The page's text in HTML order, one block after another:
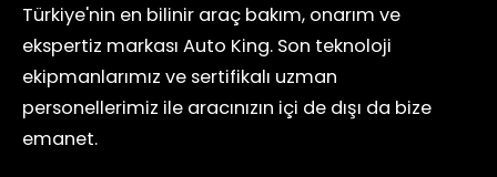
Türkiye'nin en bilinir araç bakım, onarım ve
ekspertiz markası Auto King. Son teknoloji
ekipmanlarımız ve sertifikalı uzman
personellerimiz ile aracınızın içi de dışı da bize
emanet.